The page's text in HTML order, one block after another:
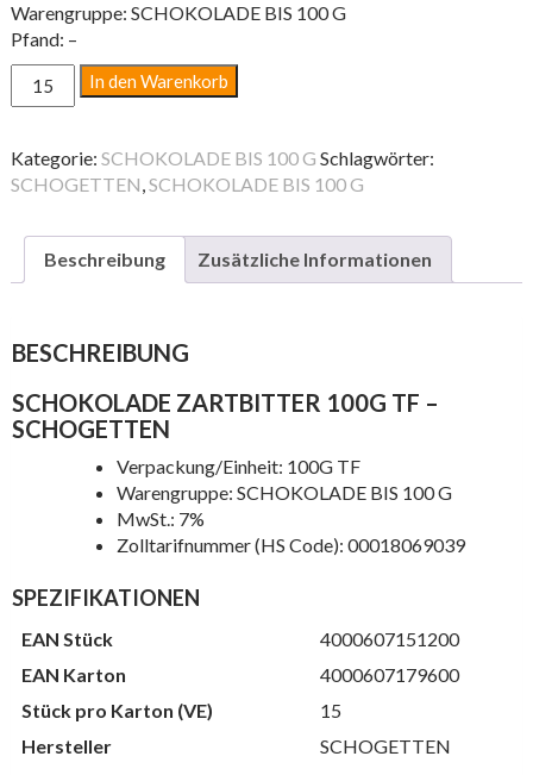
Warengruppe: SCHOKOLADE BIS 100 G
Pfand: –
SCHOKOLADE
ZARTBITTER
TF
Menge
In den Warenkorb
Kategorie: SCHOKOLADE BIS 100 G Schlagwörter:
SCHOGETTEN,SCHOKOLADE BIS 100 G
Beschreibung Zusätzliche Informationen
BESCHREIBUNG
SCHOKOLADE ZARTBITTER 100G TF –
SCHOGETTEN
Verpackung/Einheit: 100G TF
Warengruppe: SCHOKOLADE BIS 100 G
MwSt.: 7%
Zolltarifnummer (HS Code): 00018069039
SPEZIFIKATIONEN
EAN Stück
4000607151200
EAN Karton
4000607179600
Stück pro Karton (VE)
15
Hersteller
SCHOGETTEN